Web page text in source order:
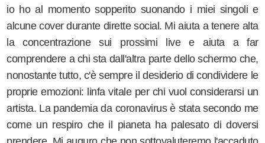
io ho al momento sopperito suonando i miei singoli e
alcune cover durante dirette social. Mi aiuta a tenere alta
la concentrazione sui prossimi live e aiuta a far
comprendere a chi sta dall'altra parte dello schermo che,
nonostante tutto, c'è sempre il desiderio di condividere le
proprie emozioni: linfa vitale per chi vuol considerarsi un
artista. La pandemia da coronavirus è stata secondo me
come un respiro che il pianeta ha palesato di doversi